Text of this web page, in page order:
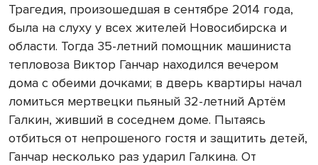
Трагедия, произошедшая в сентябре 2014 года,
была на слуху у всех жителей Новосибирска и
области. Тогда 35-летний помощник машиниста
тепловоза Виктор Ганчар находился вечером
дома с обеими дочками; в дверь квартиры начал
ломиться мертвецки пьяный 32-летний Артём
Галкин, живший в соседнем доме. Пытаясь
отбиться от непрошеного гостя и защитить детей,
Ганчар несколько раз ударил Галкина. От